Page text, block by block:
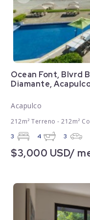
Ocean Font, Blvrd
Diamante,
Acapulco
212m² Terreno - 212m²
3 4 3
$3,000 USD/